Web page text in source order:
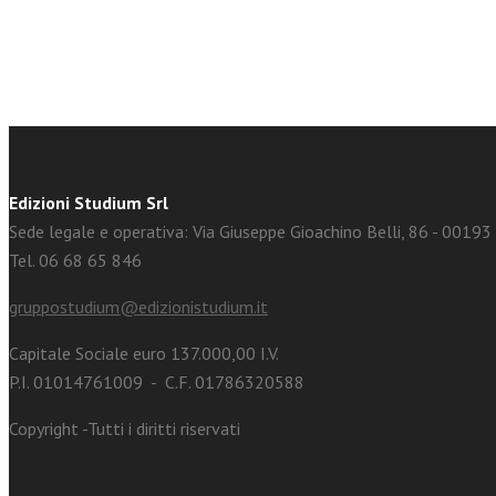
Edizioni Studium Srl
Sede legale e operativa: Via Giuseppe Gioachino Belli, 86 - 00193
Tel. 06 68 65 846
gruppostudium@edizionistudium.it
Capitale Sociale euro 137.000,00 I.V.
P.I. 01014761009 - C.F. 01786320588
Copyright -Tutti i diritti riservati